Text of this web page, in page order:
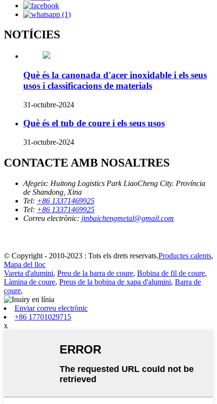
NOTÍCIES
Què és la canonada d'acer inoxidable i els seus
usos i classificacions de materials
31-octubre-2024
Què és el tub de coure i els seus usos
31-octubre-2024
CONTACTE AMB NOSALTRES
Afegeix: Huitong Logistics Park LiaoCheng City. Província
de Shandong, Xina
Tel: +86 13371469925
Tel: +86 13371469925
Correu electrònic: jinbaichengmetal@gmail.com
© Copyright - 2010-2023 : Tots els drets reservats.Productes calents,
Mapa del lloc
Vareta d'alumini, Preu de la barra de coure, Bobina de fil de coure,
Làmina de coure, Preus de la bobina de xapa d'alumini, Barra de
coure,
Enviar correu electrònic
+86 17701029715
x